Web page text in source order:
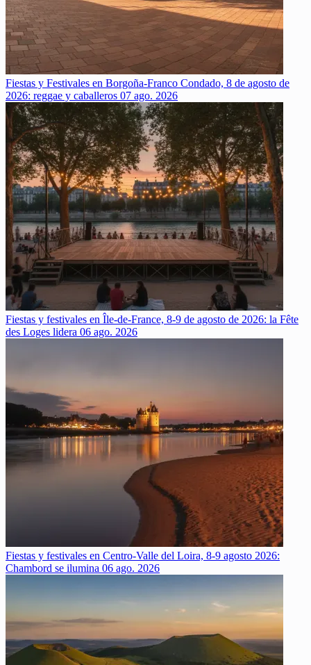
Fiestas y Festivales en Borgoña-Franco Condado, 8 de agosto de
2026: reggae y caballeros 07 ago. 2026
Fiestas y festivales en Île-de-France, 8-9 de agosto de 2026: la Fête
des Loges lidera 06 ago. 2026
Fiestas y festivales en Centro-Valle del Loira, 8-9 agosto 2026:
Chambord se ilumina 06 ago. 2026